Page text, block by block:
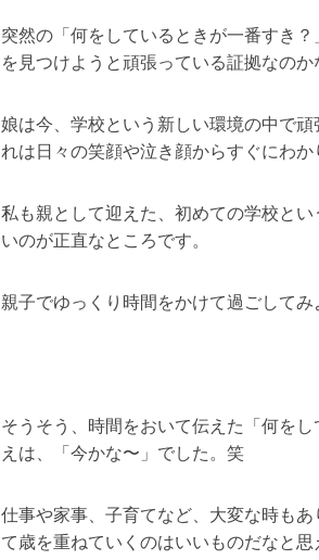
突然の「何をしているときが一番すき
を見つけようと頑張っている証拠なのか
娘は今、学校という新しい環境の中で
れは日々の笑顔や泣き顔からすぐにわか
私も親として迎えた、初めての学校と
いのが正直なところです。
親子でゆっくり時間をかけて過ごしてみ
そうそう、時間をおいて伝えた「何を
えは、「今かな〜」でした。笑
仕事や家事、子育てなど、大変な時も
て歳を重ねていくのはいいものだなと思